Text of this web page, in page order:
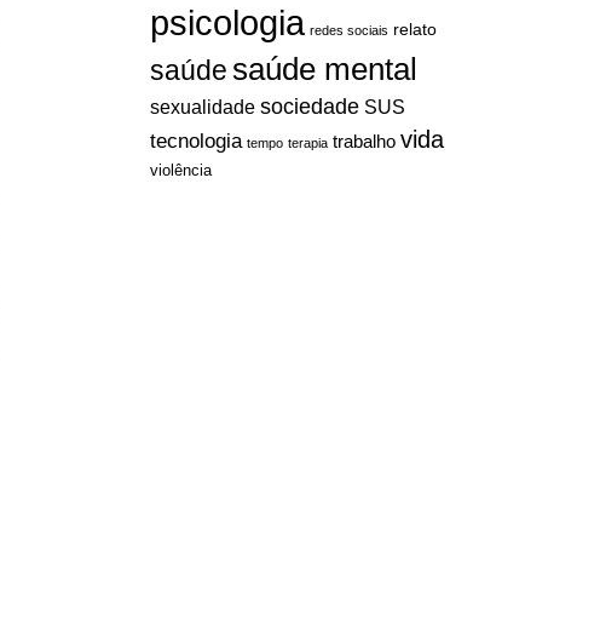
psicologia redes sociais relato
saúdesaúde mental
sexualidade sociedade SUS
tecnologia tempo terapia trabalho vida
violência